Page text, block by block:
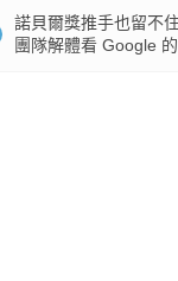
諾貝爾獎推手也留不
團隊解體看 Google